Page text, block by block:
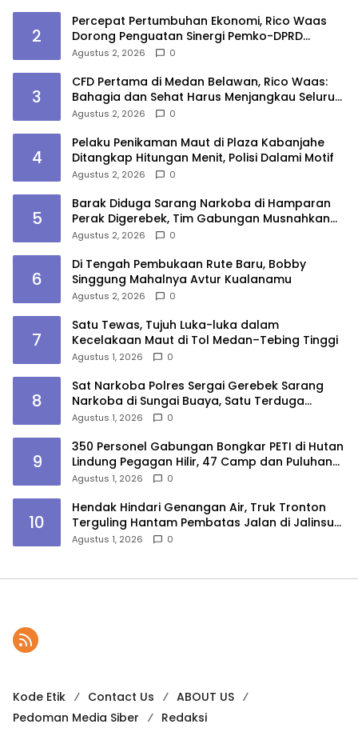
2
Percepat Pertumbuhan Ekonomi, Rico Waas
Dorong Penguatan Sinergi Pemko-DPRD
Medan
Agustus 2, 2026 0
3
CFD Pertama di Medan Belawan, Rico Waas:
Bahagia dan Sehat Harus Menjangkau Seluruh
Sudut Kota Medan
Agustus 2, 2026 0
4
Pelaku Penikaman Maut di Plaza Kabanjahe
Ditangkap Hitungan Menit, Polisi Dalami Motif
Agustus 2, 2026 0
5
Barak Diduga Sarang Narkoba di Hamparan
Perak Digerebek, Tim Gabungan Musnahkan
Lokasi
Agustus 2, 2026 0
6
Di Tengah Pembukaan Rute Baru, Bobby
Singgung Mahalnya Avtur Kualanamu
Agustus 2, 2026 0
7
Satu Tewas, Tujuh Luka-luka dalam
Kecelakaan Maut di Tol Medan–Tebing Tinggi
Agustus 1, 2026 0
8
Sat Narkoba Polres Sergai Gerebek Sarang
Narkoba di Sungai Buaya, Satu Terduga
Pelaku Diamankan
Agustus 1, 2026 0
9
350 Personel Gabungan Bongkar PETI di Hutan
Lindung Pegagan Hilir, 47 Camp dan Puluhan
Peralatan Dimusnahkan
Agustus 1, 2026 0
10
Hendak Hindari Genangan Air, Truk Tronton
Terguling Hantam Pembatas Jalan di Jalinsum
Sergai
Agustus 1, 2026 0
Kode Etik Contact Us
ABOUT US
Pedoman Media Siber
Redaksi